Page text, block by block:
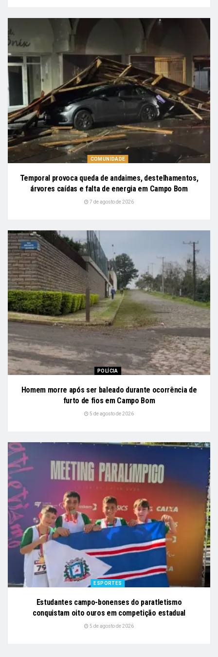
COMUNIDADE
Temporal provoca queda de andaimes, destelhamentos,
árvores caídas e falta de energia em Campo Bom
7 de agosto de 2026
POLÍCIA
Homem morre após ser baleado durante ocorrência de
furto de fios em Campo Bom
5 de agosto de 2026
ESPORTES
Estudantes campo-bonenses do paratletismo
conquistam oito ouros em competição estadual
5 de agosto de 2026